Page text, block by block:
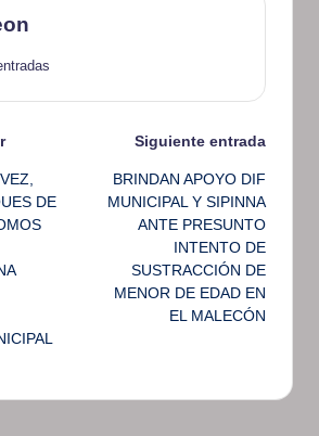
DE
Siguiente entrada
BRINDAN APOYO DIF
MUNICIPAL Y SIPINNA
ANTE PRESUNTO
INTENTO DE
SUSTRACCIÓN DE
MENOR DE EDAD EN
EL MALECÓN